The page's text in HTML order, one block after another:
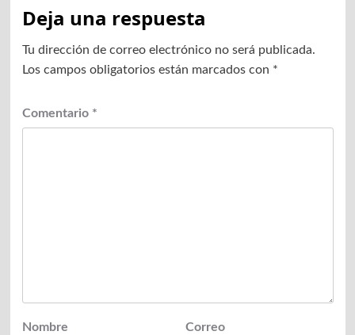
Deja una respuesta
Tu dirección de correo electrónico no será publicada.
Los campos obligatorios están marcados con *
Comentario *
Nombre
Correo